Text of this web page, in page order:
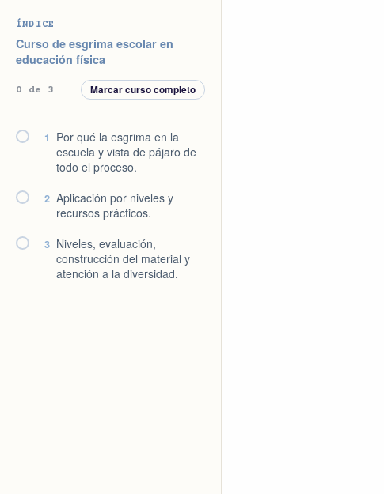
ÍNDICE
Curso de esgrima escolar en
educación física
0 de 3 Marcar curso completo
1
Por qué la esgrima en la
escuela y vista de pájaro de
todo el proceso.
2 Aplicación por niveles y
recursos prácticos.
3 Niveles, evaluación,
construcción del material y
atención a la diversidad.